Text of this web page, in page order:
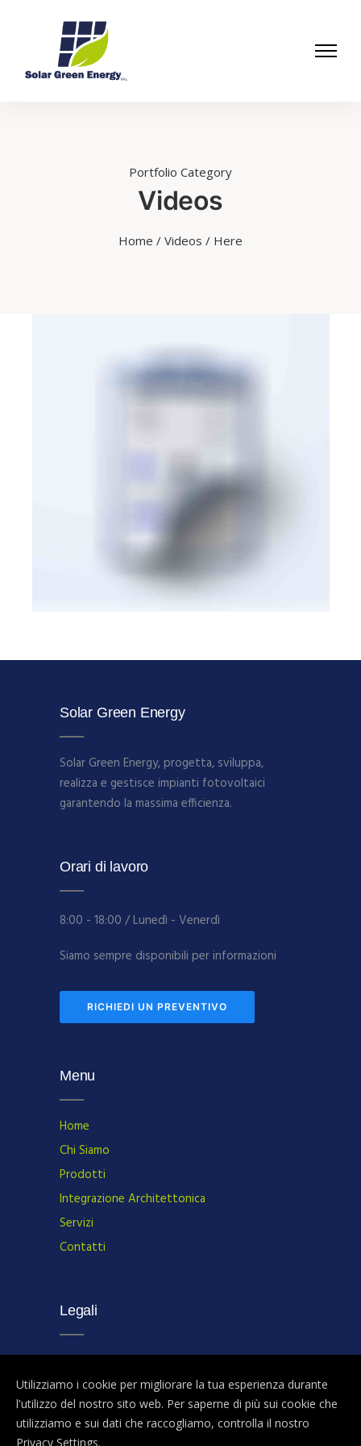
Portfolio Category
Videos
Home / Videos / Here
Solar Green Energy
Solar Green Energy, progetta, sviluppa,
realizza e gestisce impianti fotovoltaici
garantendo la massima efficienza.
Orari di lavoro
8:00 - 18:00 / Lunedì - Venerdì
Siamo sempre disponibili per informazioni
RICHIEDI UN PREVENTIVO
Menu
Home
Chi Siamo
Prodotti
Integrazione Architettonica
Servizi
Contatti
Legali
Privacy policy
Copyright © 2022 Solar Green Energy /
Utilizziamo i cookie per migliorare la tua esperienza durante
l'utilizzo del nostro sito web. Per saperne di più sui cookie che
utilizziamo e sui dati che raccogliamo, controlla il nostro
Privacy Settings.